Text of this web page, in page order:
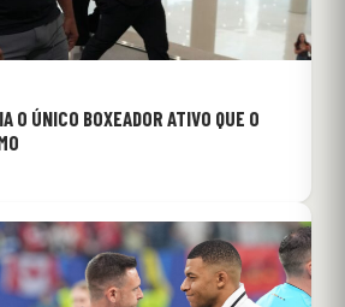
O ÚNICO BOXEADOR ATIVO QUE O